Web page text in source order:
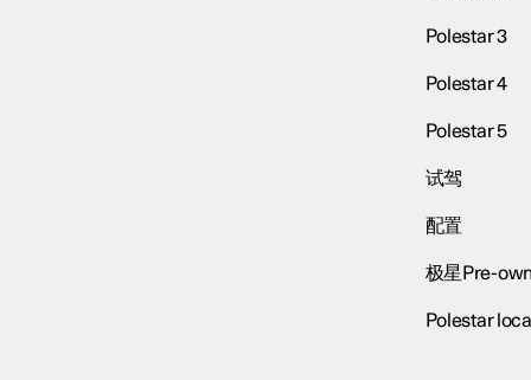
Polestar 3
Polestar 4
Polestar 5
试驾
配置
极星Pre-
Polestar